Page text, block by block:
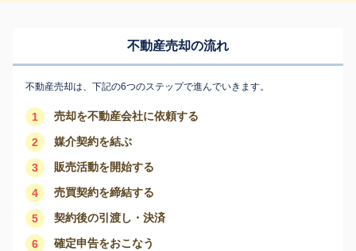
不動産売却の流れ
不動産売却は、下記の6つのステップで進んでいきます。
1 売却を不動産会社に依頼する
2 媒介契約を結ぶ
3 販売活動を開始する
4 売買契約を締結する
5 契約後の引渡し・決済
6 確定申告をおこなう